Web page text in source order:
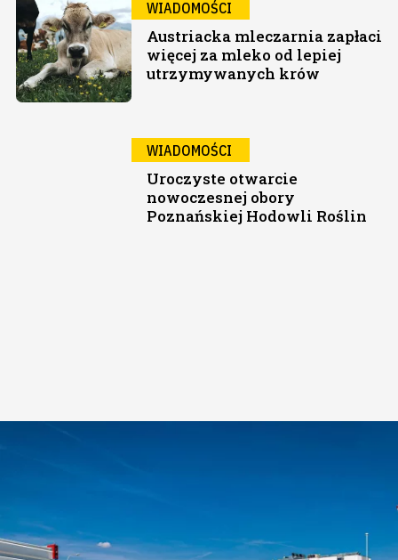
WIADOMOŚCI
Austriacka mleczarnia zapłaci
więcej za mleko od lepiej
utrzymywanych krów
WIADOMOŚCI
Uroczyste otwarcie
nowoczesnej obory
Poznańskiej Hodowli Roślin